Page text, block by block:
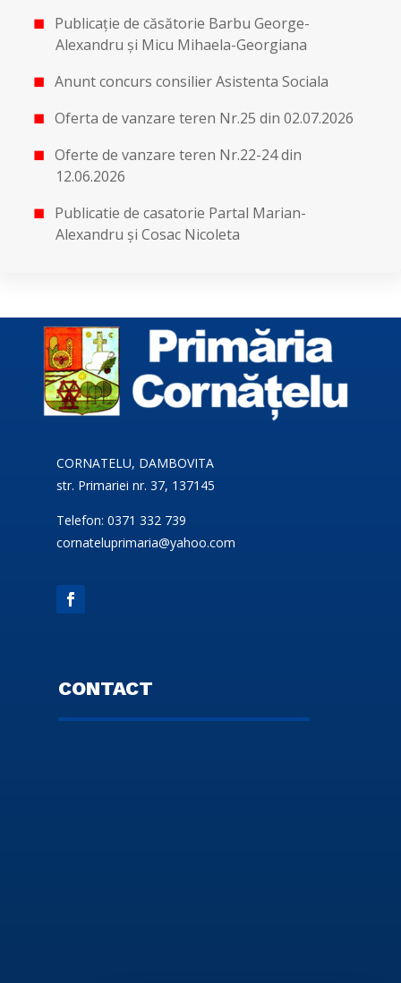
Publicație de căsătorie Barbu George-
Alexandru și Micu Mihaela-Georgiana
Anunt concurs consilier Asistenta Sociala
Oferta de vanzare teren Nr.25 din 02.07.2026
Oferte de vanzare teren Nr.22-24 din
12.06.2026
Publicatie de casatorie Partal Marian-
Alexandru și Cosac Nicoleta
CORNATELU, DAMBOVITA
str. Primariei nr. 37, 137145
Telefon: 0371 332 739
cornateluprimaria@yahoo.com
CONTACT